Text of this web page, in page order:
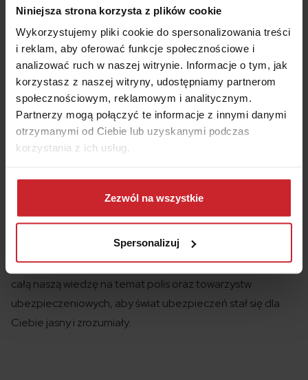
Niniejsza strona korzysta z plików cookie
Wykorzystujemy pliki cookie do spersonalizowania treści
i reklam, aby oferować funkcje społecznościowe i
analizować ruch w naszej witrynie. Informacje o tym, jak
korzystasz z naszej witryny, udostępniamy partnerom
społecznościowym, reklamowym i analitycznym.
Partnerzy mogą połączyć te informacje z innymi danymi
otrzymanymi od Ciebie lub uzyskanymi podczas
korzystania z ich usług.
Dowiedz się więcej na temat tego, kim jesteśmy, jak
można się z nami skontaktować i w jaki sposób
przetwarzamy dane osobowe w ramachPolityki
Zezwól na wszystkie
Spersonalizuj
Informacjeo multiagencie i administratorze danych.
OBLICZ SKŁADKĘ OC/AC
Redaktor Punkta
Ekspert ds. ubezpieczeń
Artykuł, który czytasz zostałnapisanyprzez jednego z
ekspertówmultiagencjiPunkta. Staramy się przekazać
całą naszą wiedzę na temat polisoraz towarzystw
ubezpieczeniowych, aby świat ubezpieczeń stał się dla
Ciebie jasny i zrozumiały.